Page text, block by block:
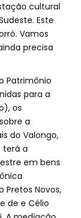
cultural
Este
Vamos
precisa
Patrimônio
para a
os
a
do Valongo,
terá a
em bens
Pretos Novos,
de e Célio